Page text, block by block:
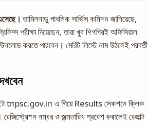
তামিলনাড়ু পাবলিক সার্ভিস কমিশন জানিয়েছে,
পরীক্ষা দিয়েছেন, তারা খুব শিগগিরই অফিসিয়াল
করতে পারবেন। মেরিট লিস্টে নাম উঠলেই পরবর্তী
tnpsc.gov.in এ গিয়ে Results সেকশনে ক্লিক
রেজিস্ট্রেশন নম্বর ও জন্মতারিখ প্রবেশ করালেই রেজাল্ট